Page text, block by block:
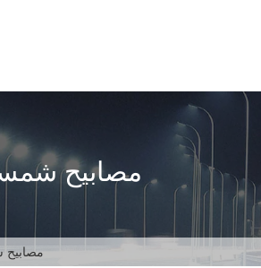
مصابيح
مصابيح